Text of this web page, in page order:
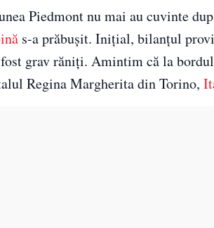
Piedmont nu mai au cuvinte
s-a prăbușit. Inițial, bilanțul
grav răniți. Amintim că la
Regina Margherita din Torino,